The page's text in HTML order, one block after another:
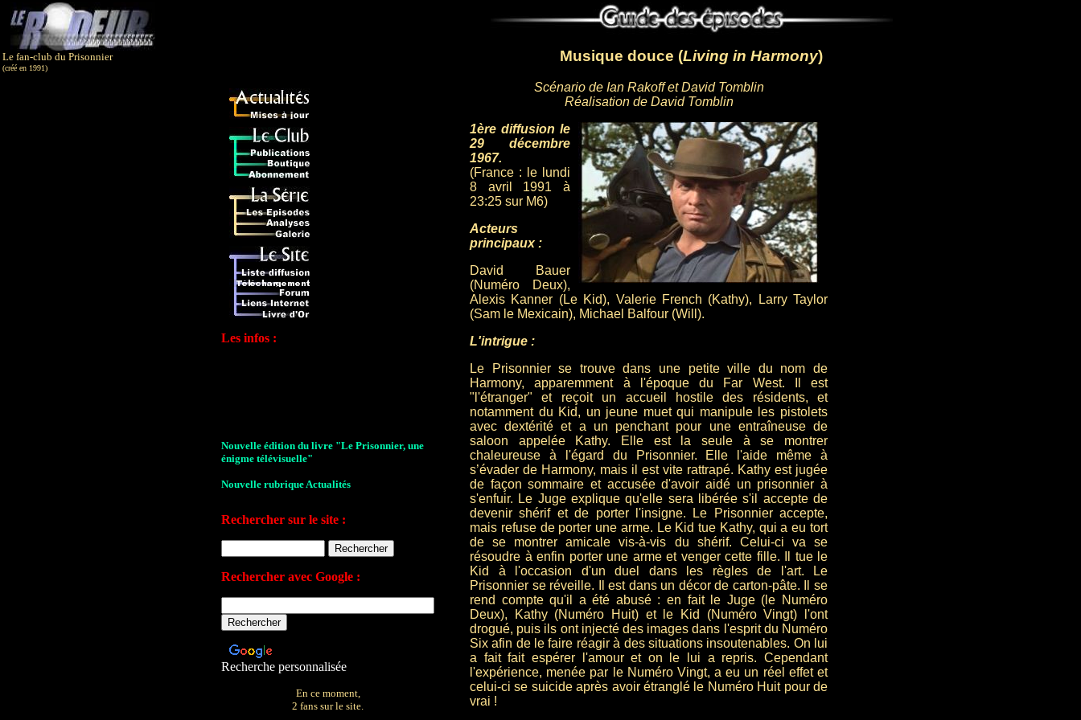
Le fan-club du Prisonnier
(créé en 1991)
Musique douce (Living in Harmony)
Les infos :
Nouvelle édition du livre "Le Prisonnier, une
énigme télévisuelle"
Nouvelle rubrique Actualités
Le plan du site
Votre avis sur le site
Rechercher sur le site :
Rechercher avec Google :
Recherche personnalisée
En ce moment,
2 fans sur le site.
Scénario de Ian Rakoff et David Tomblin
Réalisation de David Tomblin
1ère diffusion le
29 décembre
1967.
(France : le lundi
8 avril 1991 à
23:25 sur M6)
Acteurs
principaux :
David Bauer
(Numéro Deux),
Alexis Kanner (Le Kid), Valerie French (Kathy), Larry Taylor
(Sam le Mexicain), Michael Balfour (Will).
L'intrigue :
Le Prisonnier se trouve dans une petite ville du nom de
Harmony, apparemment à l'époque du Far West. Il est
"l'étranger" et reçoit un accueil hostile des résidents, et
notamment du Kid, un jeune muet qui manipule les pistolets
avec dextérité et a un penchant pour une entraîneuse de
saloon appelée Kathy. Elle est la seule à se montrer
chaleureuse à l'égard du Prisonnier. Elle l'aide même à
s’évader de Harmony, mais il est vite rattrapé. Kathy est jugée
de façon sommaire et accusée d'avoir aidé un prisonnier à
s'enfuir. Le Juge explique qu'elle sera libérée s'il accepte de
devenir shérif et de porter l'insigne. Le Prisonnier accepte,
mais refuse de porter une arme. Le Kid tue Kathy, qui a eu tort
de se montrer amicale vis-à-vis du shérif. Celui-ci va se
résoudre à enfin porter une arme et venger cette fille. Il tue le
Kid à l'occasion d'un duel dans les règles de l'art. Le
Prisonnier se réveille. Il est dans un décor de carton-pâte. Il se
rend compte qu'il a été abusé : en fait le Juge (le Numéro
Deux), Kathy (Numéro Huit) et le Kid (Numéro Vingt) l'ont
drogué, puis ils ont injecté des images dans l'esprit du Numéro
Six afin de le faire réagir à des situations insoutenables. On lui
a fait fait espérer l'amour et on le lui a repris. Cependant
l'expérience, menée par le Numéro Vingt, a eu un réel effet et
celui-ci se suicide après avoir étranglé le Numéro Huit pour de
vrai !